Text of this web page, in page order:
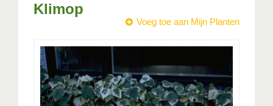
Klimop
Voeg toe aan Mijn Planten